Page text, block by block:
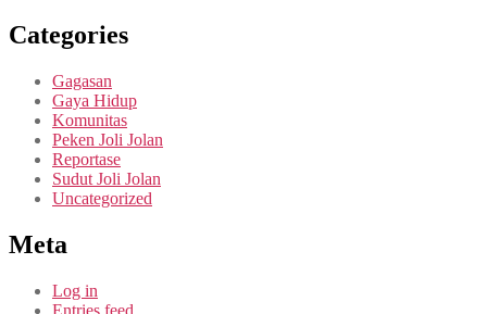
Categories
Gagasan
Gaya Hidup
Komunitas
Peken Joli Jolan
Reportase
Sudut Joli Jolan
Uncategorized
Meta
Log in
Entries feed